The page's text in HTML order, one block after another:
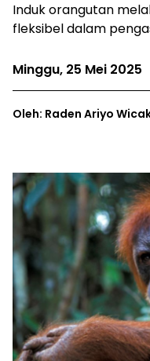
Induk orangutan
fleksibel dalam
Minggu, 25 Mei 2025
Oleh: Raden Ariyo